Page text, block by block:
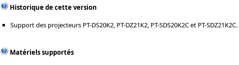
Historique de cette version
Support des projecteurs PT-DS20K2, PT-DZ21K2, PT-SDS20K2C et PT-SDZ21K2C.
Matériels supportés